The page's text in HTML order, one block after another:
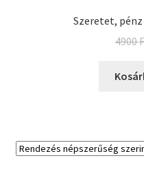
Szeretet,
4900